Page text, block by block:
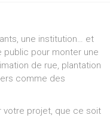
une institution… et
public pour monter une
de rue, plantation
comme des
votre projet, que ce soit